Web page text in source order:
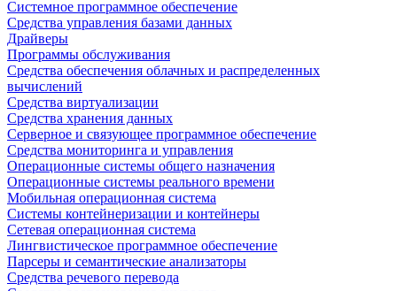
Системное программное обеспечение
Средства управления базами данных
Драйверы
Программы обслуживания
Средства обеспечения облачных и распределенных
вычислений
Средства виртуализации
Средства хранения данных
Серверное и связующее программное обеспечение
Средства мониторинга и управления
Операционные системы общего назначения
Операционные системы реального времени
Мобильная операционная система
Системы контейнеризации и контейнеры
Сетевая операционная система
Лингвистическое программное обеспечение
Парсеры и семантические анализаторы
Средства речевого перевода